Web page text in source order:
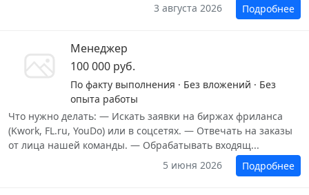
3 августа 2026
Подробнее
Менеджер
100 000 руб.
По факту выполнения · Без вложений · Без
опыта работы
Что нужно делать: — Искать заявки на биржах фриланса
(Kwork, FL.ru, YouDo) или в соцсетях. — Отвечать на заказы
от лица нашей команды. — Обрабатывать входящ...
5 июня 2026
Подробнее